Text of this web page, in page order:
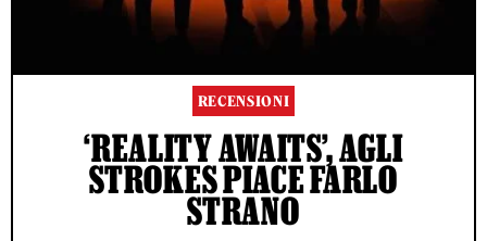
RECENSIONI
‘REALITY AWAITS’, AGLI
STROKES PIACE FARLO
STRANO